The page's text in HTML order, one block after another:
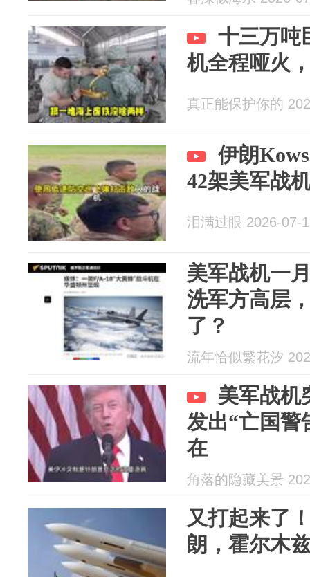
十三万吨
机全程哑火
真正能保护你的
伊朗
42架美军战
泪满过眼 2026-07-
美军战机一
洗军方高层
了？
流年恰似繁花汐
美军战机
发出“亡国警
在
角落的隐藏美景
又打起来了
朗，霍尔木